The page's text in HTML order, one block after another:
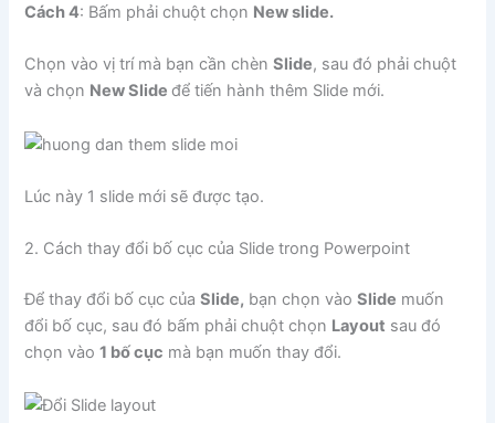
Cách 4: Bấm phải chuột chọn New slide.
Chọn vào vị trí mà bạn cần chènSlide, sau đó phải chuột
và chọn New Slideđể tiến hành thêm Slide mới.
Lúc này 1 slide mới sẽ được tạo.
2. Cách thay đổi bố cục của Slide trong Powerpoint
Để thay đổi bố cục củaSlide, bạn chọn vàoSlide muốn
đổi bố cục, sau đó bấm phải chuột chọn Layout sau đó
chọn vào1 bố cục mà bạn muốn thay đổi.